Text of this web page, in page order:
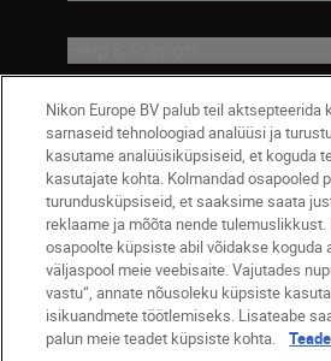
Company
Eesti Nikon Sites
Nikon Europe BV palub teil aktsepteerida
sarnaseid tehnoloogiad analüüsi ja
kasutame analüüsiküpsiseid, et koguda
kasutajate kohta. Kolmandad osapooled
turundusküpsiseid, et saaksime saata
reklaame ja mõõta nende tulemuslikkust.
osapoolte küpsiste abil võidakse koguda
väljaspool meie veebisaite. Vajutades
vastu“, annate nõusoleku küpsiste
isikuandmete töötlemiseks. Lisateabe
palun meie teadet küpsiste kohta.